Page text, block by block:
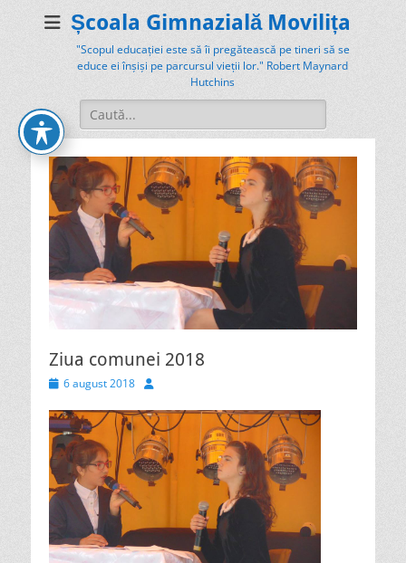
Școala Gimnazială Movilița
"Scopul educației este să îi pregătească pe tineri să se
educe ei înșiși pe parcursul vieții lor." Robert Maynard
Hutchins
Search
for:
Ziua comunei 2018
Posted6 august 2018 Author